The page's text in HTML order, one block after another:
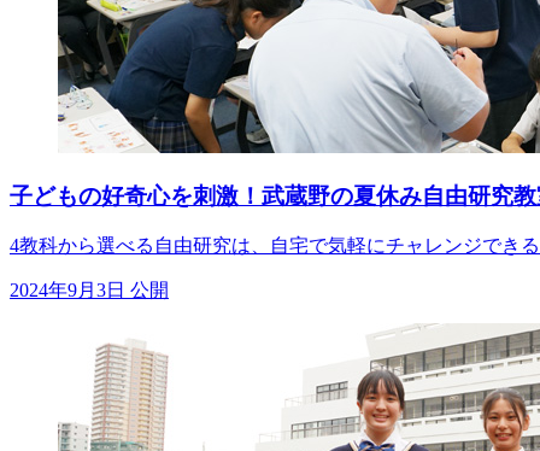
子どもの好奇心を刺激！武蔵野の夏休み自由研究
4教科から選べる自由研究は、自宅で気軽にチャレンジでき
2024年9月3日 公開